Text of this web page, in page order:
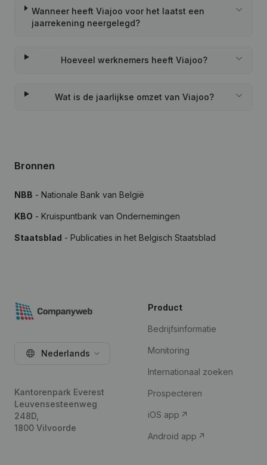
Wanneer heeft Viajoo voor het laatst een
jaarrekening neergelegd?
Hoeveel werknemers heeft Viajoo?
Wat is de jaarlijkse omzet van Viajoo?
Bronnen
NBB - Nationale Bank van België
KBO - Kruispuntbank van Ondernemingen
Staatsblad - Publicaties in het Belgisch Staatsblad
Nederlands
Kantorenpark Everest
Leuvensesteenweg
248D,
1800 Vilvoorde
Product
Bedrijfsinformatie
Monitoring
Internationaal zoeken
Prospecteren
iOS app
Android app